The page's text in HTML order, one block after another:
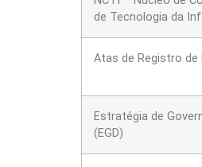
de Tecnologia da
Atas de Registro de
Estratégia de
(EGD)